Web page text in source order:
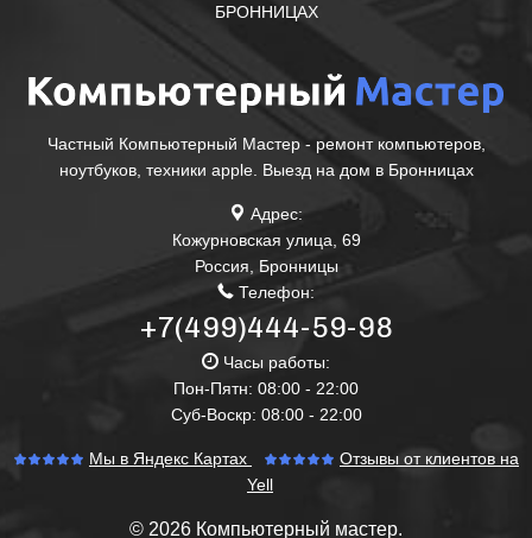
БРОННИЦАХ
Частный Компьютерный Мастер - ремонт компьютеров,
ноутбуков, техники apple. Выезд на дом в Бронницах
Адрес:
Кожурновская улица, 69
Россия, Бронницы
Телефон:
+7(499)444-59-98
Часы работы:
Пон-Пятн: 08:00 - 22:00
Суб-Воскр: 08:00 - 22:00
Мы в Яндекс Картах
Отзывы от клиентов на
Yell
© 2026 Компьютерный мастер.